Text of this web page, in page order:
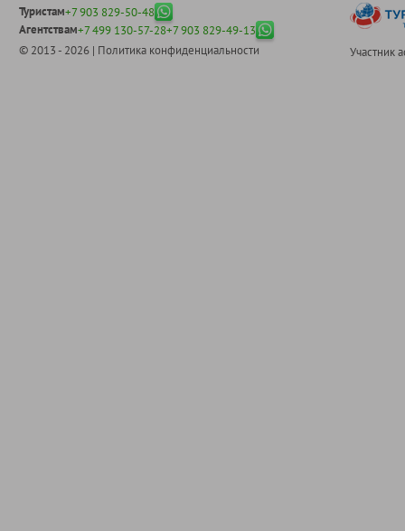
Туристам+7 903 829-50-48
Агентствам+7 499 130-57-28+7 903 829-49-13
© 2013 - 2026 | Политика конфиденциальности Участник